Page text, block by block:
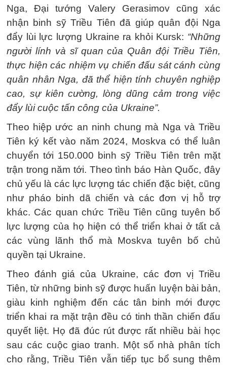
Nga, Đại tướng Valery Gerasimov cũng xác
nhận binh sỹ Triều Tiên đã giúp quân đội Nga
đẩy lùi lực lượng Ukraine ra khỏi Kursk: “Những
người lính và sĩ quan của Quân đội Triều Tiên,
thực hiện các nhiệm vụ chiến đấu sát cánh cùng
quân nhân Nga, đã thể hiện tính chuyên nghiệp
cao, sự kiên cường, lòng dũng cảm trong việc
đẩy lùi cuộc tấn công của Ukraine”.
Theo hiệp ước an ninh chung mà Nga và Triều
Tiên ký kết vào năm 2024, Moskva có thể luân
chuyển tới 150.000 binh sỹ Triều Tiên trên mặt
trận trong năm tới. Theo tình báo Hàn Quốc, đây
chủ yếu là các lực lượng tác chiến đặc biệt, cũng
như pháo binh dã chiến và các đơn vị hỗ trợ
khác. Các quan chức Triều Tiên cũng tuyên bố
lực lượng của họ hiện có thể triển khai ở tất cả
các vùng lãnh thổ mà Moskva tuyên bố chủ
quyền tại Ukraine.
Theo đánh giá của Ukraine, các đơn vị Triều
Tiên, từ những binh sỹ được huấn luyện bài bản,
giàu kinh nghiệm đến các tân binh mới được
triển khai ra mặt trận đều có tinh thần chiến đấu
quyết liệt. Họ đã đúc rút được rất nhiều bài học
sau các cuộc giao tranh. Một số nhà phân tích
cho rằng, Triều Tiên vẫn tiếp tục bổ sung thêm